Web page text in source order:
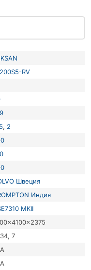
RV
, 2
Швеция
Индия
MKII
7